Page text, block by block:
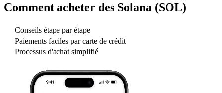
Comment acheter des Solana (SOL)
Conseils étape par étape
Paiements faciles par carte de crédit
Processus d'achat simplifié